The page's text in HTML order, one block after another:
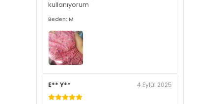
kullanıyorum
Beden: M
E** Y** 4 Eylül 2025